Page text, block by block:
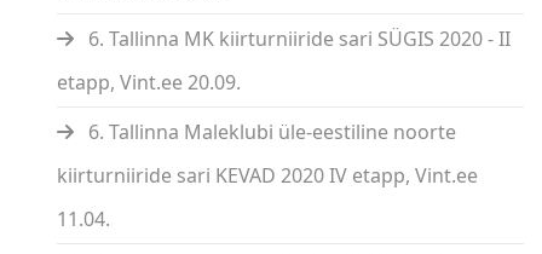
6. Tallinna MK kiirturniiride sari SÜGIS 2020 - II
etapp, Vint.ee 20.09.
6. Tallinna Maleklubi üle-eestiline noorte
kiirturniiride sari KEVAD 2020 IV etapp, Vint.ee
11.04.